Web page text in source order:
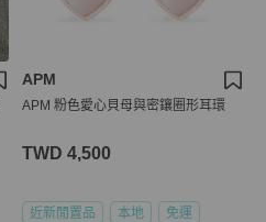
APM
APM 粉色愛心貝母與密鑲圈形耳環
TWD 4,500
近新閒置品 本地 免運